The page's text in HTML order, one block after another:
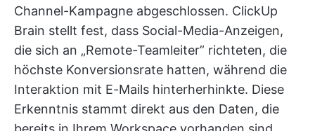
Channel-Kampagne abgeschlossen. ClickUp
Brain stellt fest, dass Social-Media-Anzeigen,
die sich an „Remote-Teamleiter” richteten, die
höchste Konversionsrate hatten, während die
Interaktion mit E-Mails hinterherhinkte. Diese
Erkenntnis stammt direkt aus den Daten, die